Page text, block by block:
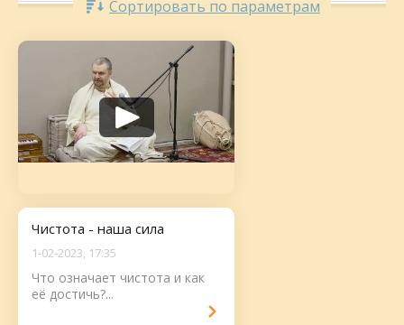
Сортировать по параметрам
Чистота - наша сила
1-02-2023, 17:35
Что означает чистота и как
её достичь?...